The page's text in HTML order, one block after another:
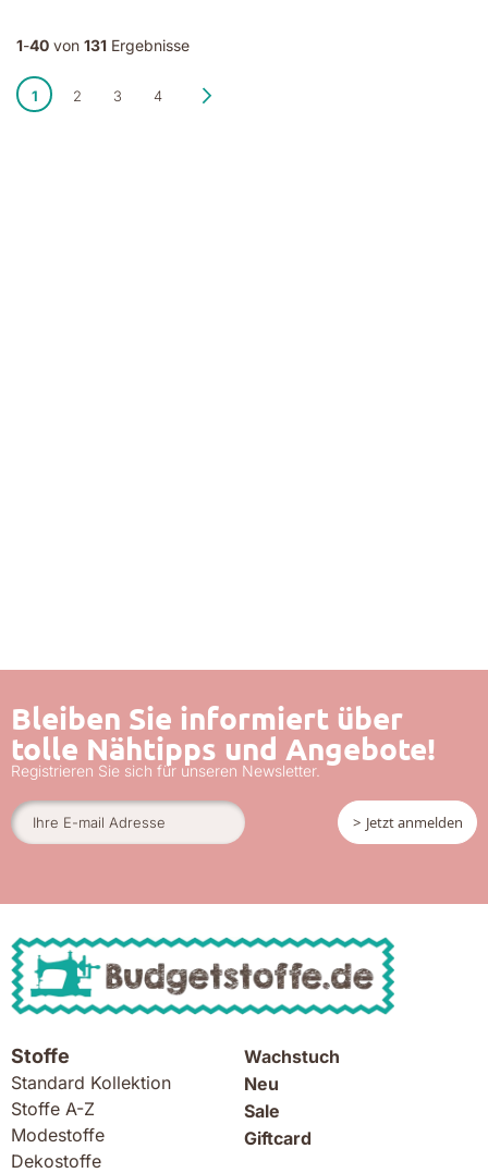
1-40 von 131 Ergebnisse
Seite
Sie lesen gerade die Seite
1 Seite
2 Seite
3 Seite
4
Bleiben Sie informiert über
tolle Nähtipps und Angebote!
Registrieren Sie sich für unseren Newsletter.
Jetzt anmelden
Stoffe
Standard Kollektion
Stoffe A-Z
Modestoffe
Dekostoffe
Wachstuch
Neu
Sale
Giftcard